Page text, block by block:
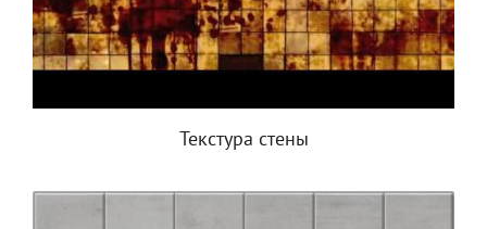
Текстура стены